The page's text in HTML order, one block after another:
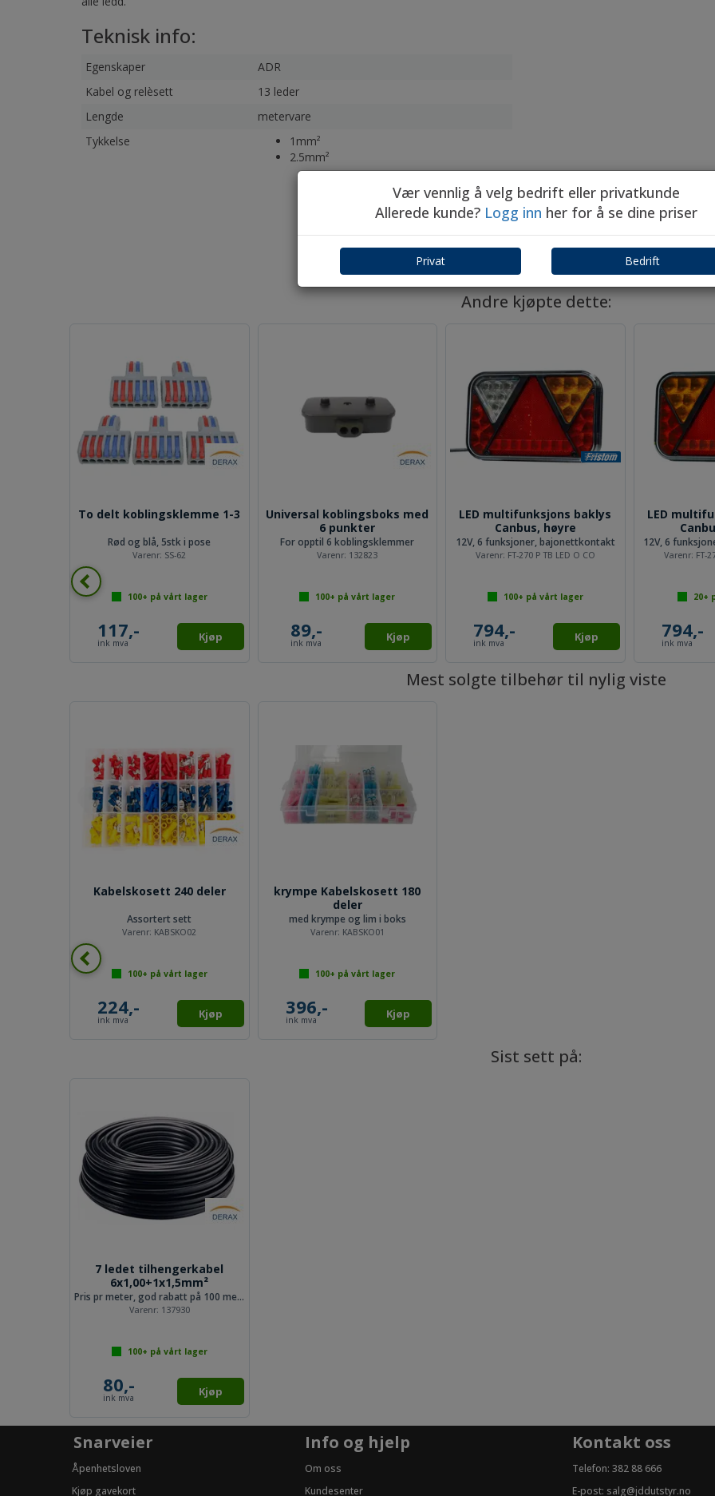
Teknisk info:
Egenskaper
ADR
Kabel og relèsett
13 leder
Lengde
metervare
Tykkelse
1mm²
2.5mm²
Andre kjøpte dette:
To delt koblingsklemme 1-3
Rød og blå, 5stk i pose
Varenr: SS-62
117,-
ink mva
100+ på vårt lager
Kjøp
Universal koblingsboks med
6 punkter
For opptil 6 koblingsklemmer
Varenr: 132823
89,-
ink mva
100+ på vårt lager
Kjøp
LED multifunksjons baklys
Canbus, høyre
12V, 6 funksjoner, bajonettkontakt
Varenr: FT-270 P TB LED O CO
794,-
ink mva
100+ på vårt lager
Kjøp
LED
12V, 6
Varenr: FT-
794,-
ink mva
20+
Mest solgte tilbehør til nylig viste
Kabelskosett 240 deler
Assortert sett
Varenr: KABSKO02
224,-
ink mva
100+ på vårt lager
Kjøp
krympe Kabelskosett 180
deler
med krympe og lim i boks
Varenr: KABSKO01
396,-
ink mva
100+ på vårt lager
Kjøp
Sist sett på:
7 ledet tilhengerkabel
6x1,00+1x1,5mm²
Pris pr meter, god rabatt på 100 meter
Varenr: 137930
80,-
ink mva
100+ på vårt lager
Kjøp
Snarveier
Åpenhetsloven
Kjøp gavekort
Info og hjelp
Om oss
Kundesenter
Kontakt oss
Telefon: 382 88 666
E-post: salg@jddutstyr.no
Vær vennlig å velg bedrift eller privatkunde
Allerede kunde? Logg inn her for å se dine priser
Privat Bedrift